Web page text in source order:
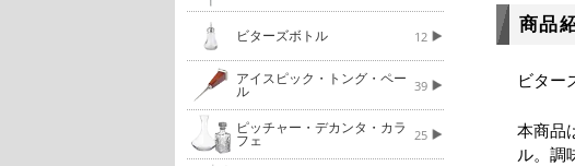
ビターズボトル 12
アイスピック・トング・ペー
ル 39
ピッチャー・デカンタ・カラ
フェ 25
商品
ビター
本商品
ル。調